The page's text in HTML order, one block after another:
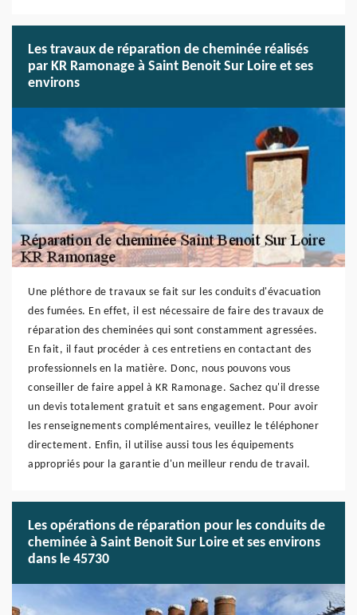
Les travaux de réparation de cheminée réalisés
par KR Ramonage à Saint Benoit Sur Loire et ses
environs
Une pléthore de travaux se fait sur les conduits d'évacuation
des fumées. En effet, il est nécessaire de faire des travaux de
réparation des cheminées qui sont constamment agressées.
En fait, il faut procéder à ces entretiens en contactant des
professionnels en la matière. Donc, nous pouvons vous
conseiller de faire appel à KR Ramonage. Sachez qu'il dresse
un devis totalement gratuit et sans engagement. Pour avoir
les renseignements complémentaires, veuillez le téléphoner
directement. Enfin, il utilise aussi tous les équipements
appropriés pour la garantie d'un meilleur rendu de travail.
Les opérations de réparation pour les conduits de
cheminée à Saint Benoit Sur Loire et ses environs
dans le 45730